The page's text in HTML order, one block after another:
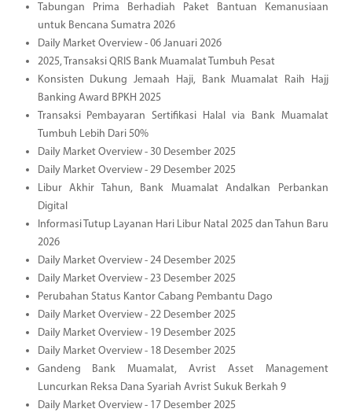
Tabungan Prima Berhadiah Paket Bantuan Kemanusiaan
untuk Bencana Sumatra 2026
Daily Market Overview - 06 Januari 2026
2025, Transaksi QRIS Bank Muamalat Tumbuh Pesat
Konsisten Dukung Jemaah Haji, Bank Muamalat Raih Hajj
Banking Award BPKH 2025
Transaksi Pembayaran Sertifikasi Halal via Bank Muamalat
Tumbuh Lebih Dari 50%
Daily Market Overview - 30 Desember 2025
Daily Market Overview - 29 Desember 2025
Libur Akhir Tahun, Bank Muamalat Andalkan Perbankan
Digital
Informasi Tutup Layanan Hari Libur Natal 2025 dan Tahun Baru
2026
Daily Market Overview - 24 Desember 2025
Daily Market Overview - 23 Desember 2025
Perubahan Status Kantor Cabang Pembantu Dago
Daily Market Overview - 22 Desember 2025
Daily Market Overview - 19 Desember 2025
Daily Market Overview - 18 Desember 2025
Gandeng Bank Muamalat, Avrist Asset Management
Luncurkan Reksa Dana Syariah Avrist Sukuk Berkah 9
Daily Market Overview - 17 Desember 2025